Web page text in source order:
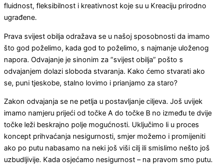
fluidnost, fleksibilnost i kreativnost koje su u Kreaciju prirodno
ugrađene.
Prava svijest obilja odražava se u našoj sposobnosti da imamo
što god poželimo, kada god to poželimo, s najmanje uloženog
napora. Odvajanje je sinonim za “svijest obilja” pošto s
odvajanjem dolazi sloboda stvaranja. Kako ćemo stvarati ako
se, puni tjeskobe, stalno lovimo i prianjamo za staro?
Zakon odvajanja se ne petlja u postavljanje ciljeva. Još uvijek
imamo namjeru prijeći od točke A do točke B no između te dvije
točke leži beskrajno polje mogućnosti. Uključimo li u proces
koncept prihvaćanja nesigurnosti, smjer možemo i promijeniti
ako po putu nabasamo na neki još viši cilj ili smislimo nešto još
uzbudljivije. Kada osjećamo nesigurnost – na pravom smo putu.